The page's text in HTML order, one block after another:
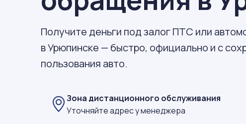
Получите деньги под залог ПТС или
в Урюпинске — быстро, официально и с
пользования авто.
Зона дистанционного обслуживания
Уточняйте адрес у менеджера